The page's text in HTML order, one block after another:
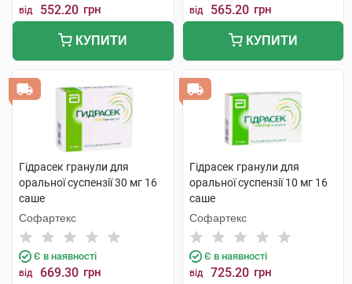
від 552.20 грн
КУПИТИ
від 565.20 грн
КУПИТИ
Гідрасек гранули для
оральної суспензії 30 мг 16
саше
Софартекс
Є в наявності
від 669.30 грн
Гідрасек гранули для
оральної суспензії 10 мг 16
саше
Софартекс
Є в наявності
від 725.20 грн